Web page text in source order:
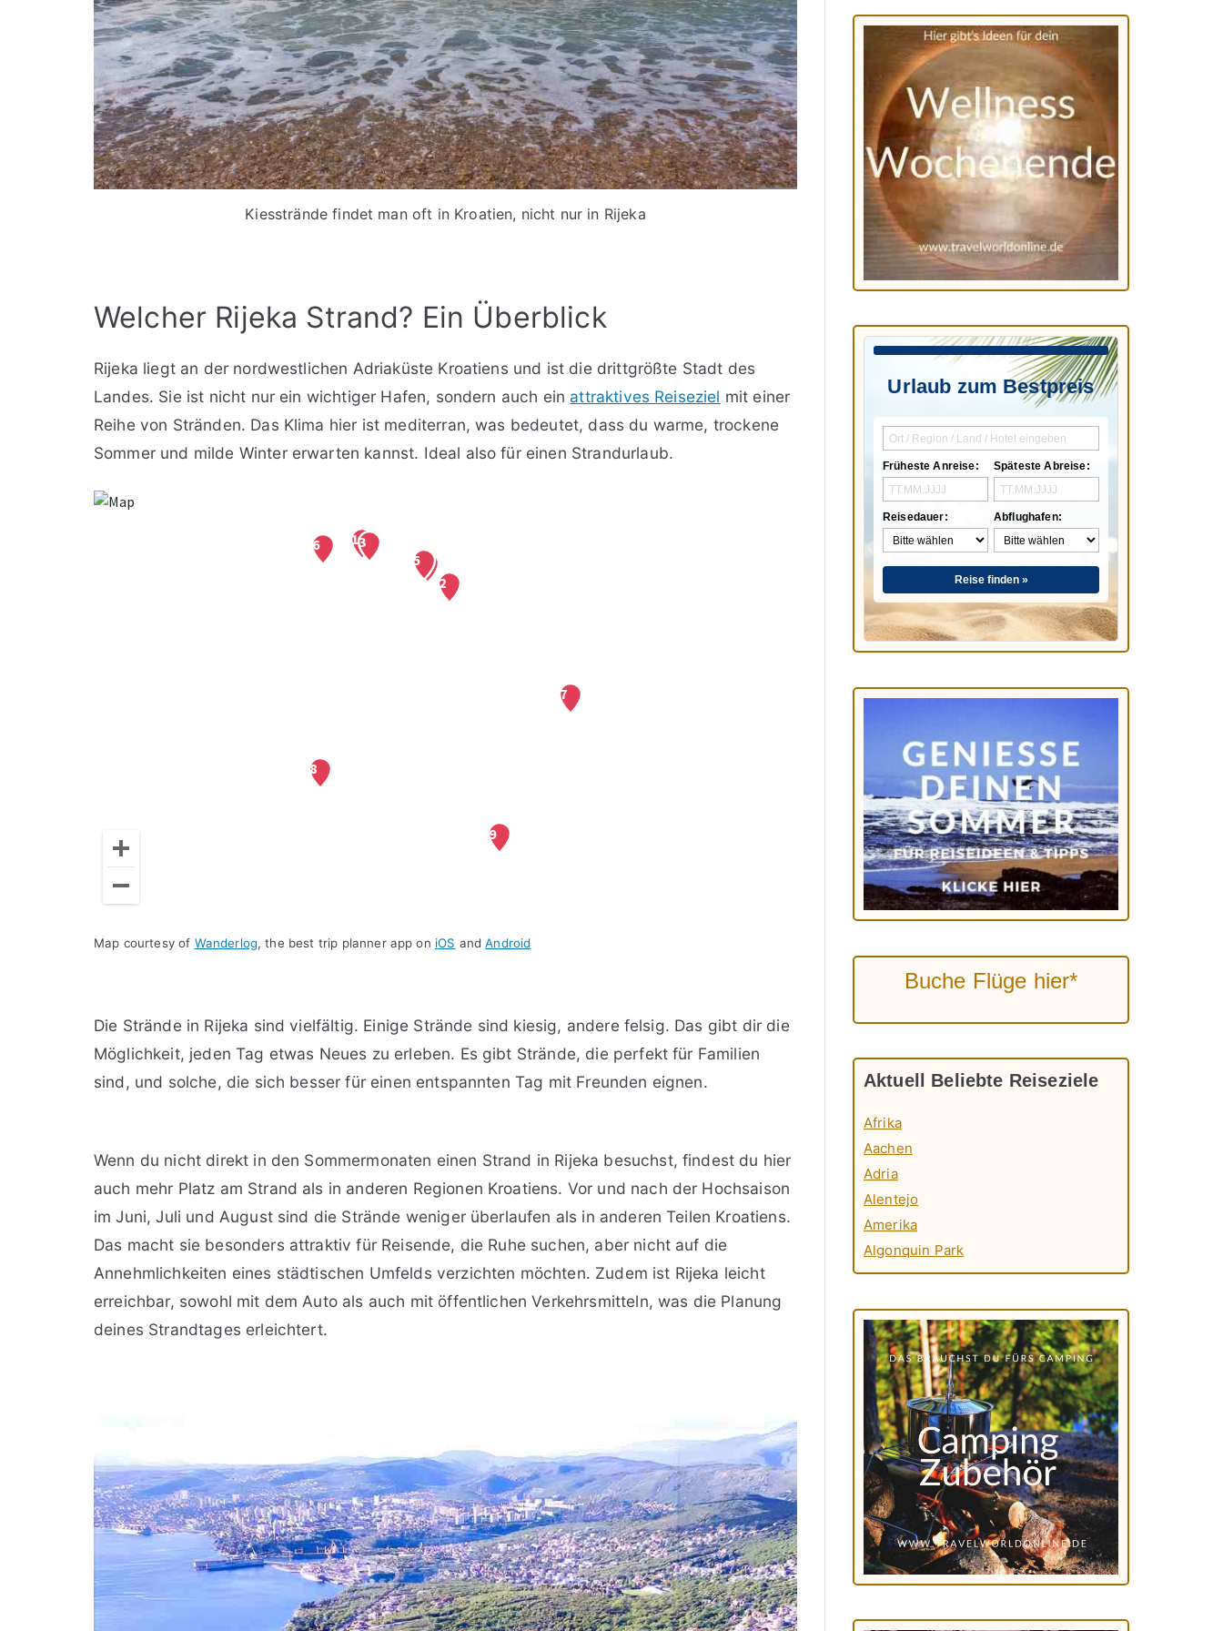
Kiesstrände findet man oft in Kroatien, nicht nur in Rijeka
Welcher Rijeka Strand? Ein Überblick
Rijeka liegt an der nordwestlichen Adriaküste Kroatiens und ist die drittgrößte Stadt des
Landes. Sie ist nicht nur ein wichtiger Hafen, sondern auch ein attraktives Reiseziel mit einer
Reihe von Stränden. Das Klima hier ist mediterran, was bedeutet, dass du warme, trockene
Sommer und milde Winter erwarten kannst. Ideal also für einen Strandurlaub.
Map courtesy of Wanderlog, the best trip planner app on iOS andAndroid
Die Strände in Rijeka sind vielfältig. Einige Strände sind kiesig, andere felsig. Das gibt dir die
Möglichkeit, jeden Tag etwas Neues zu erleben. Es gibt Strände, die perfekt für Familien
sind, und solche, die sich besser für einen entspannten Tag mit Freunden eignen.
Wenn du nicht direkt in den Sommermonaten einen Strand in Rijeka besuchst, findest du hier
auch mehr Platz am Strand als in anderen Regionen Kroatiens. Vor und nach der Hochsaison
im Juni, Juli und August sind die Strände weniger überlaufen als in anderen Teilen Kroatiens.
Das macht sie besonders attraktiv für Reisende, die Ruhe suchen, aber nicht auf die
Annehmlichkeiten eines städtischen Umfelds verzichten möchten. Zudem ist Rijeka leicht
erreichbar, sowohl mit dem Auto als auch mit öffentlichen Verkehrsmitteln, was die Planung
deines Strandtages erleichtert.
Urlaub zum Bestpreis
Früheste Anreise:
Reisedauer:
Späteste Abreise:
Abflughafen:
Reise finden »
Buche Flüge hier*
Aktuell Beliebte Reiseziele
Afrika
Aachen
Adria
Alentejo
Amerika
Algonquin Park